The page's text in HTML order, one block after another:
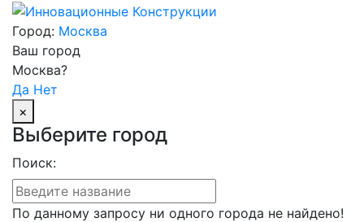
Город: Москва
Ваш город
Москва?
Да Нет
×
Выберите город
Поиск:
По данному запросу ни одного города не найдено!